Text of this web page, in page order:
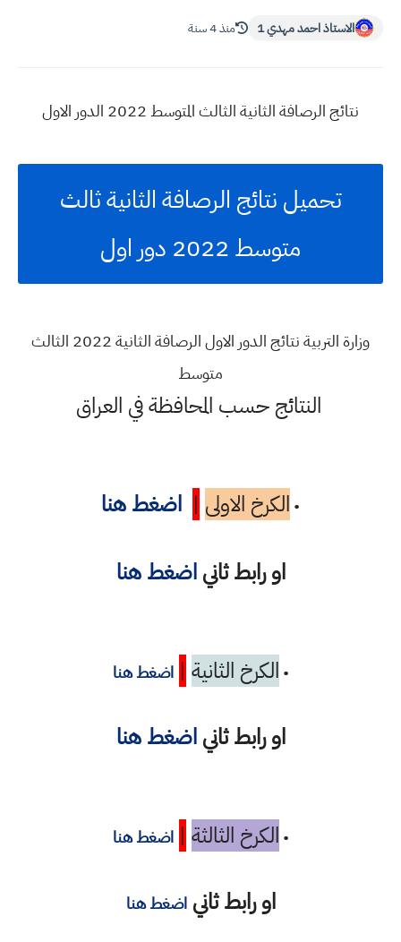
الاستاذ احمد مهدي 1 منذ 4 سنة
نتائج الرصافة الثانية الثالث المتوسط 2022 الدور الاول
تحميل نتائج الرصافة الثانية ثالث
متوسط 2022 دور اول
وزارة التربية نتائج الدور الاول الرصافة الثانية 2022 الثالث
متوسط
النتائج حسب المحافظة في العراق
• الكرخ الاولى | اضغط هنا
او رابط ثانياضغط هنا
• الكرخ الثانية | اضغط هنا
او رابط ثاني اضغط هنا
• الكرخ الثالثة | اضغط هنا
او رابط ثاني اضغط هنا